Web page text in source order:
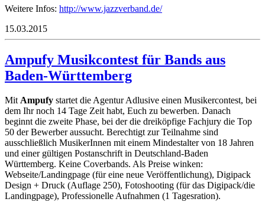
Weitere Infos: http://www.jazzverband.de/
15.03.2015
Ampufy Musikcontest für Bands aus
Baden-Württemberg
MitAmpufy startet die Agentur Adlusive einen Musikercontest, bei
dem Ihr noch 14 Tage Zeit habt, Euch zu bewerben. Danach
beginnt die zweite Phase, bei der die dreiköpfige Fachjury die Top
50 der Bewerber aussucht. Berechtigt zur Teilnahme sind
ausschließlich MusikerInnen mit einem Mindestalter von 18 Jahren
und einer gültigen Postanschrift in Deutschland-Baden
Württemberg. Keine Coverbands. Als Preise winken:
Webseite/Landingpage (für eine neue Veröffentlichung), Digipack
Design + Druck (Auflage 250), Fotoshooting (für das Digipack/die
Landingpage), Professionelle Aufnahmen (1 Tagesration).